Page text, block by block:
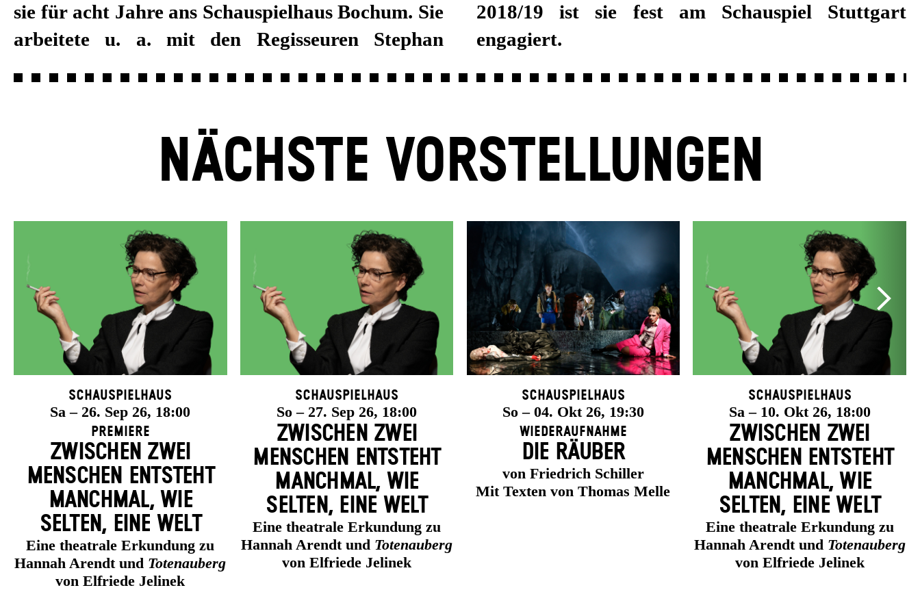
sie für acht Jahre ans Schauspielhaus Bochum. Sie
arbeitete u. a. mit den Regisseuren Stephan
2018/19 ist sie fest am Schauspiel Stuttgart
engagiert.
NÄCHSTE VORSTELLUNGEN
Schauspielhaus
Sa – 26. Sep 26, 18:00
Premiere
ZWISCHEN ZWEI
MENSCHEN ENT­STEHT
MANCH­MAL, WIE
SELTEN, EINE WELT
Eine theatrale Erkundung zu
Hannah Arendt und Totenauberg
von Elfriede Jelinek
Schauspielhaus
So – 27. Sep 26, 18:00
ZWISCHEN ZWEI
MENSCHEN ENT­STEHT
MANCH­MAL, WIE
SELTEN, EINE WELT
Eine theatrale Erkundung zu
Hannah Arendt und Totenauberg
von Elfriede Jelinek
Schauspielhaus
So – 04. Okt 26, 19:30
Wiederaufnahme
DIE RÄUBER
von Friedrich Schiller
Mit Texten von Thomas Melle
Schauspielhaus
Sa – 10. Okt 26, 18:00
ZWISCHEN ZWEI
MENSCHEN ENT­STEHT
MANCH­MAL, WIE
SELTEN, EINE WELT
Eine theatrale Erkundung zu
Hannah Arendt und Totenauberg
von Elfriede Jelinek